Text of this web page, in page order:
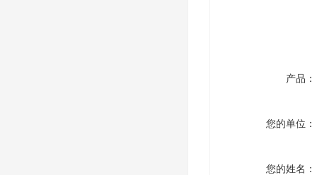
产品：
您的单位：
您的姓名：